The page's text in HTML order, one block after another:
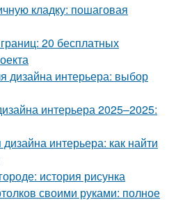
кладку: пошаговая
20 бесплатных
дизайна интерьера: выбор
интерьера 2025–2025:
интерьера: как найти
история рисунка
своими руками: полное